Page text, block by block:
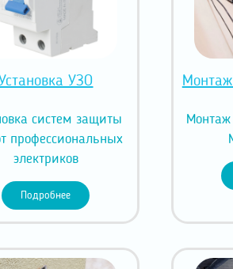
УЗО
систем защиты
профессиональных
электриков
Подробнее
Монтаж
Монтаж